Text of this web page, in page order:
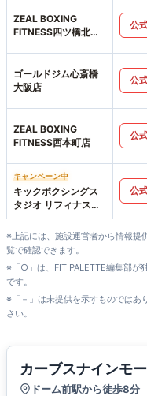
ZEAL BOXING
FITNESS四ツ橋北堀
公
ゴールドジム心斎橋
大阪店
公
ZEAL BOXING
FITNESS西本町店
公
キャンペーン中
キックボクシングス
タジオ リフィナス大
阪なんば本店店
公
※上記には、施設運営者から情報提
覧で確認できます。
※「○」は、FIT PALETTE編集部が
です。
※「－」は未提供を示すものではあ
さい。
カーブスナインモ
ドーム前駅から徒歩8分